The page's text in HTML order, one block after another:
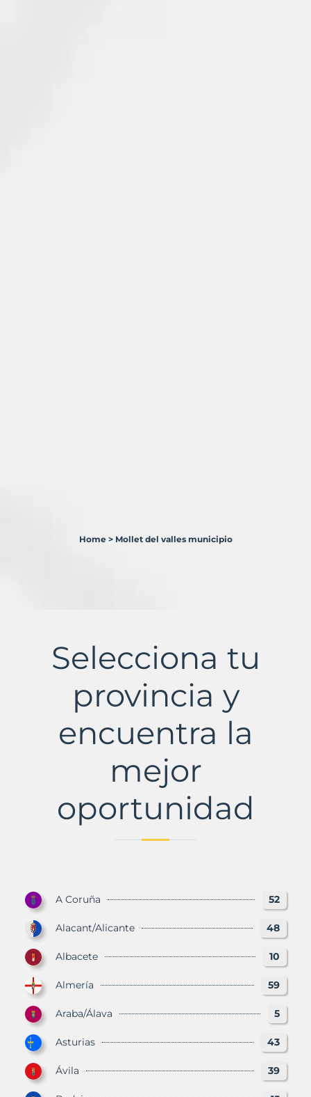
Municipio
Home > Mollet del valles municipio
Selecciona tu
provincia y
encuentra la
mejor
oportunidad
A Coruña 52
Alacant/Alicante 48
Albacete 10
Almería 59
Araba/Álava 5
Asturias 43
Ávila 39